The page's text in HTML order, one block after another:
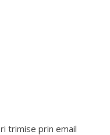
trimise prin email